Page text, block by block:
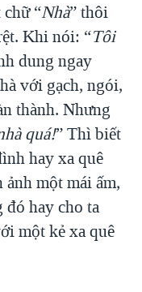
“Nhà” thôi
Khi nói: “Tôi
dung ngay
với gạch, ngói,
thành. Nhưng
quá!” Thì biết
hay xa quê
một mái ấm,
hay cho ta
một kẻ xa quê